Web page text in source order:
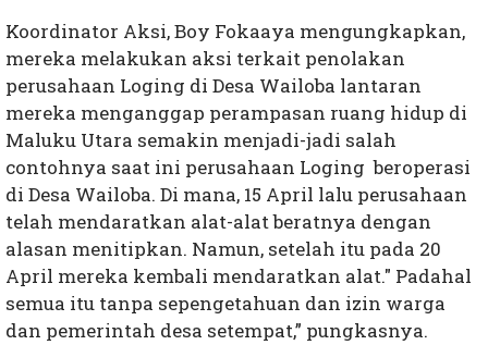
Koordinator Aksi, Boy Fokaaya mengungkapkan,
mereka melakukan aksi terkait penolakan
perusahaan Loging di Desa Wailoba lantaran
mereka menganggap perampasan ruang hidup di
Maluku Utara semakin menjadi-jadi salah
contohnya saat ini perusahaan Loging beroperasi
di Desa Wailoba. Di mana, 15 April lalu perusahaan
telah mendaratkan alat-alat beratnya dengan
alasan menitipkan. Namun, setelah itu pada 20
April mereka kembali mendaratkan alat." Padahal
semua itu tanpa sepengetahuan dan izin warga
dan pemerintah desa setempat,” pungkasnya.